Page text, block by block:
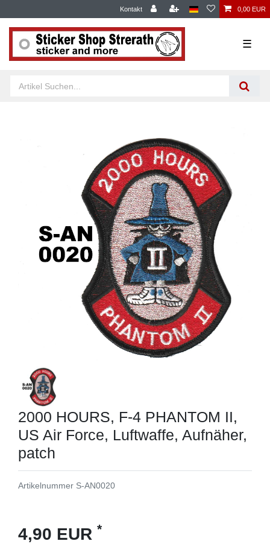
Kontakt 0,00 EUR
☰
2000 HOURS, F-4 PHANTOM II,
US Air Force, Luftwaffe, Aufnäher,
patch
Artikelnummer S-AN0020
4,90 EUR *